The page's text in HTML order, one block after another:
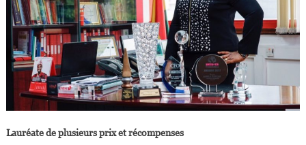
Lauréate de plusieurs prix et récompenses